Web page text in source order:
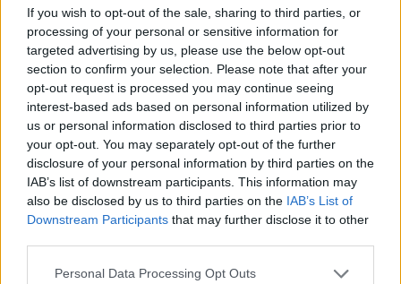
If you wish to opt-out of the sale, sharing to third parties, or
processing of your personal or sensitive information for
targeted advertising by us, please use the below opt-out
section to confirm your selection. Please note that after your
opt-out request is processed you may continue seeing
interest-based ads based on personal information utilized by
us or personal information disclosed to third parties prior to
your opt-out. You may separately opt-out of the further
disclosure of your personal information by third parties on the
IAB’s list of downstream participants. This information may
also be disclosed by us to third parties on the IAB’s List of
Downstream Participants that may further disclose it to other
Personal Data Processing Opt Outs
Portfolio
2005. február 23. 14:56
Újraszervezi közép-kelet-európai részvénypiaci
tevékenységét a K&H Bank tulajdonosa, a KBC,
amelynek során a brókeri tevékenységet a KBC
Securities esernyője alá szervezi határokon
átívelő szinergiák kihasználása érdekében. Ennek
keretében a KBC megvásárolta a lengyel
A brókeri tevékenység újraszervezése valószínűleg nem